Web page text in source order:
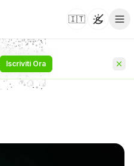
🇮🇹 Toggle
Iscriviti Ora